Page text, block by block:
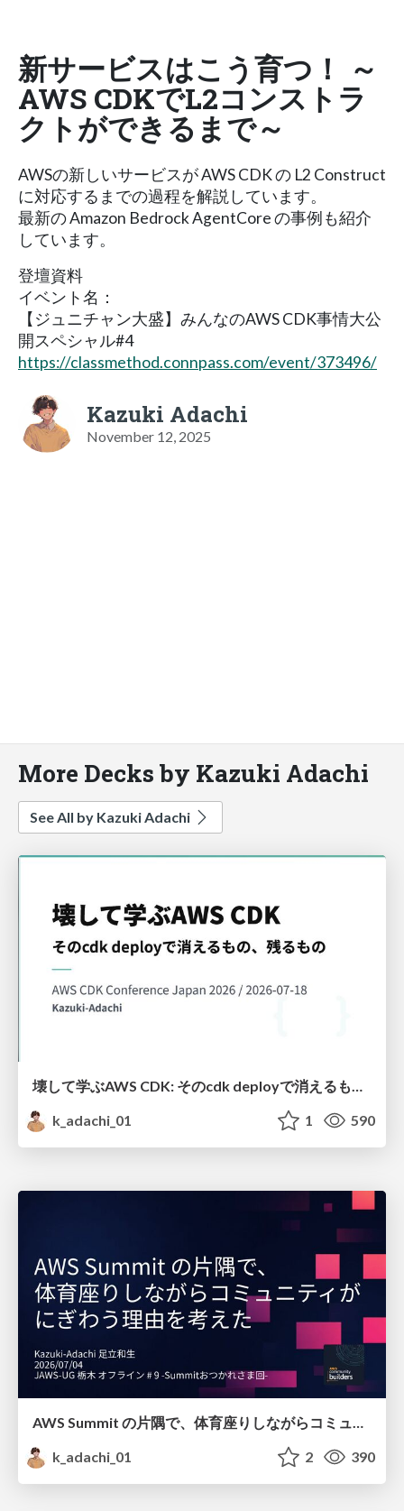
新サービスはこう育つ！ ～
AWS CDKでL2コンストラ
クトができるまで～
AWSの新しいサービスが AWS CDK の L2 Construct
に対応するまでの過程を解説しています。
最新の Amazon Bedrock AgentCore の事例も紹介
しています。
登壇資料
イベント名：
【ジュニチャン大盛】みんなのAWS CDK事情大公
開スペシャル#4
https://classmethod.connpass.com/event/373496/
Kazuki Adachi
November 12, 2025
More Decks by Kazuki Adachi
See All by Kazuki Adachi
壊して学ぶAWS CDK: そのcdk deployで消えるもの、残るもの
k_adachi_01
1 590
k_adachi_01
2 390